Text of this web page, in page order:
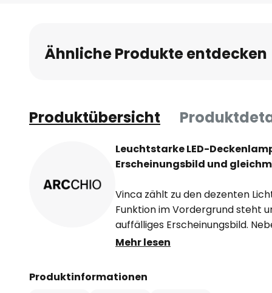
Bildgalerie
springen
Ähnliche Produkte entdecken
Produktübersicht
Leuchtstarke LED-
Erscheinungsbild und
Vinca zählt zu den dezenten
Funktion im Vordergrund steht
auffälliges Erscheinungsbild.
es möglich macht, dass das
Aluminiumgehäuse, das den
Mehr lesen
Produktinformationen